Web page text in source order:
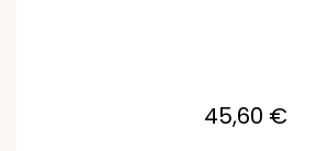
45,60 €